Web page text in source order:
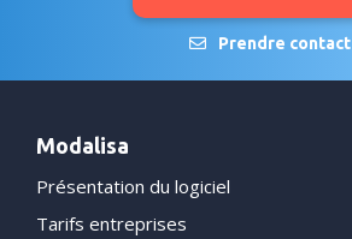
Prendre contact
Modalisa
Présentation du logiciel
Tarifs entreprises